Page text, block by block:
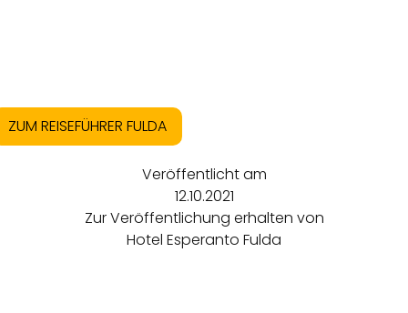
ZUM REISEFÜHRER FULDA
Veröffentlicht am
12.10.2021
Zur Veröffentlichung erhalten von
Hotel Esperanto Fulda